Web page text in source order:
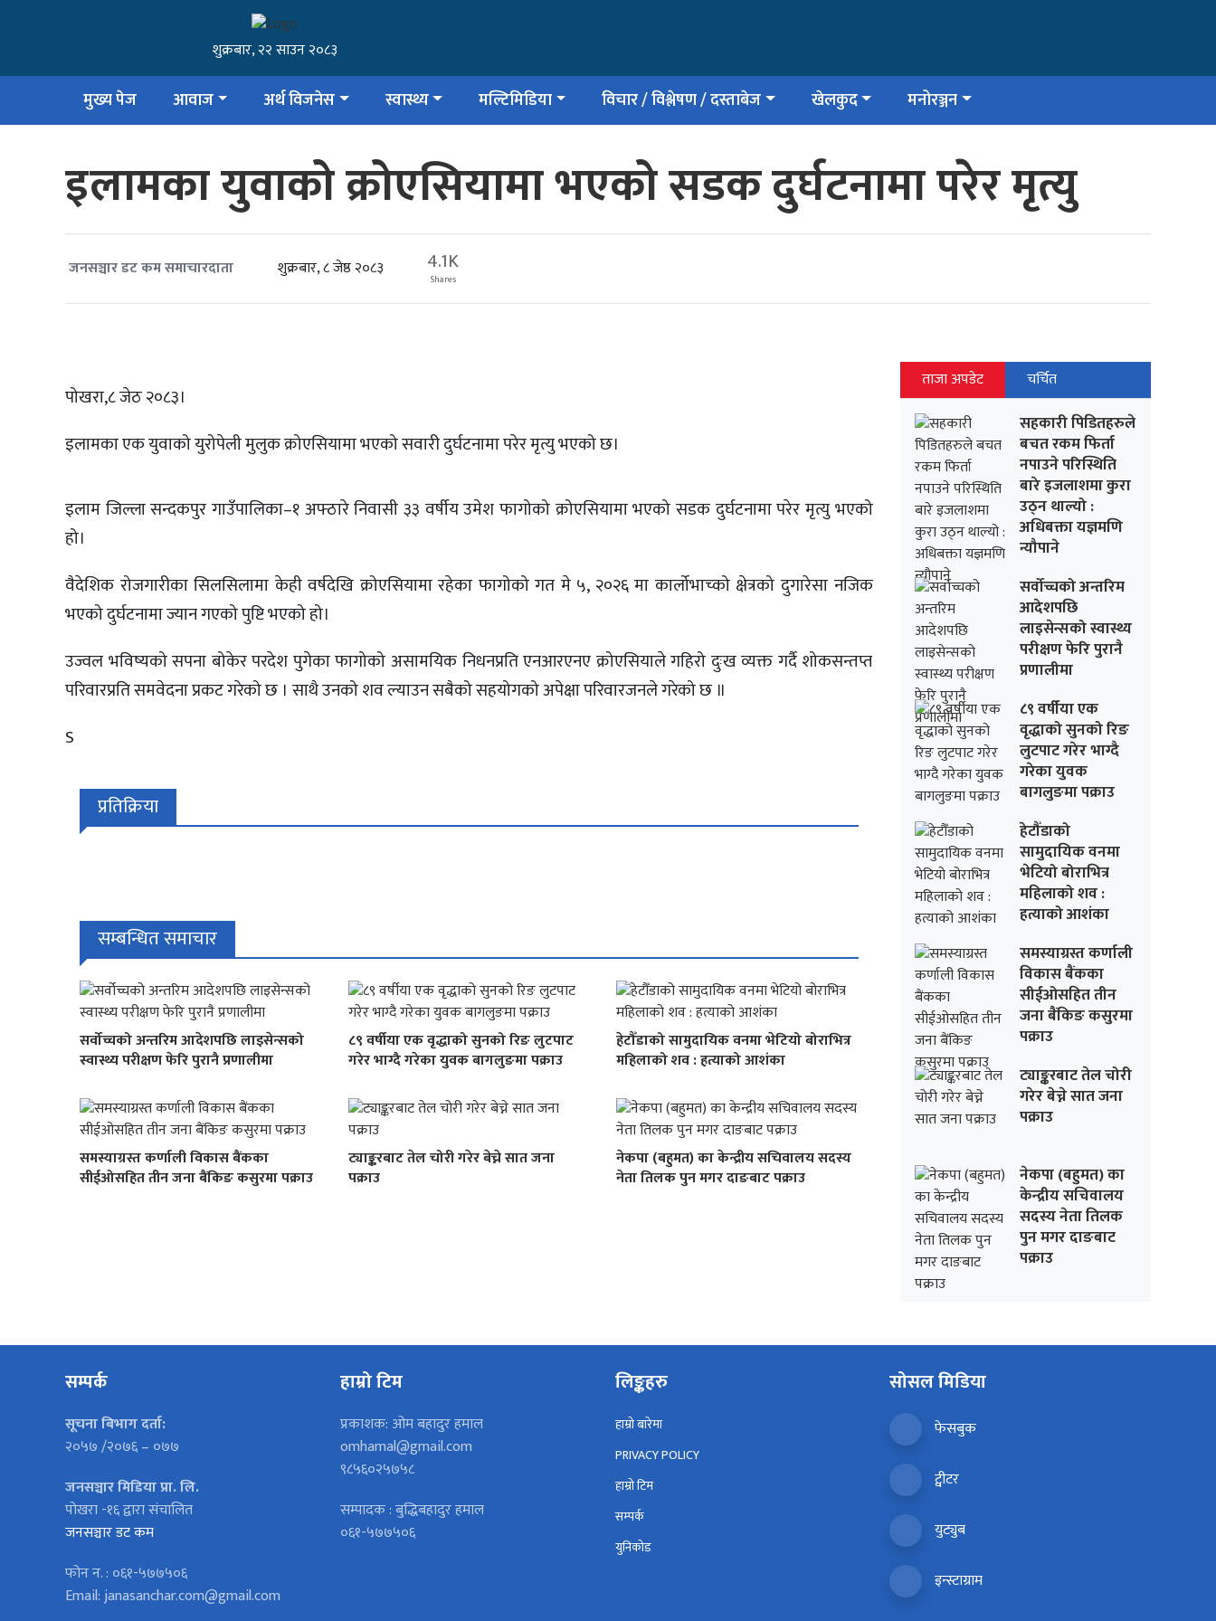
शुक्रबार, २२ साउन २०८३
मुख्य पेज आवाज अर्थ विजनेस स्वास्थ्य मल्टिमिडिया विचार / विश्लेषण / दस्ताबेज खेलकुद मनोरञ्जन
इलामका युवाको क्रोएसियामा भएको सडक दुर्घटनामा परेर मृत्यु
जनसञ्चार डट कम समाचारदाता शुक्रबार, ८ जेष्ठ २०८३ 4.1K
Shares
पोखरा,८ जेठ २०८३।
इलामका एक युवाको युरोपेली मुलुक क्रोएसियामा भएको सवारी दुर्घटनामा परेर मृत्यु भएको छ।
इलाम जिल्ला सन्दकपुर गाउँपालिका–१ अफ्ठारे निवासी ३३ वर्षीय उमेश फागोको क्रोएसियामा भएको सडक दुर्घटनामा परेर मृत्यु भएको
हो।
वैदेशिक रोजगारीका सिलसिलामा केही वर्षदेखि क्रोएसियामा रहेका फागोको गत मे ५, २०२६ मा कार्लोभाच्को क्षेत्रको दुगारेसा नजिक
भएको दुर्घटनामा ज्यान गएको पुष्टि भएको हो।
उज्वल भविष्यको सपना बोकेर परदेश पुगेका फागोको असामयिक निधनप्रति एनआरएनए क्रोएसियाले गहिरो दुःख व्यक्त गर्दै शोकसन्तप्त
परिवारप्रति समवेदना प्रकट गरेको छ । साथै उनको शव ल्याउन सबैको सहयोगको अपेक्षा परिवारजनले गरेको छ ॥
S
प्रतिक्रिया
सम्बन्धित समाचार
सर्वोच्चको अन्तरिम आदेशपछि लाइसेन्सको
स्वास्थ्य परीक्षण फेरि पुरानै प्रणालीमा
८९ वर्षीया एक वृद्धाको सुनको रिङ लुटपाट
गरेर भाग्दै गरेका युवक बागलुङमा पक्राउ
हेटौँडाको सामुदायिक वनमा भेटियो बोराभित्र
महिलाको शव : हत्याको आशंका
समस्याग्रस्त कर्णाली विकास बैंकका
सीईओसहित तीन जना बैंकिङ कसुरमा पक्राउ
ट्याङ्करबाट तेल चोरी गरेर बेच्ने सात जना
पक्राउ
नेकपा (बहुमत) का केन्द्रीय सचिवालय सदस्य
नेता तिलक पुन मगर दाङबाट पक्राउ
ताजा अपडेट चर्चित
सहकारी पिडितहरुले
बचत रकम फिर्ता
नपाउने परिस्थिति
बारे इजलाशमा कुरा
उठ्न थाल्यो :
अधिबक्ता यज्ञमणि
न्यौपाने
सर्वोच्चको अन्तरिम
आदेशपछि
लाइसेन्सको स्वास्थ्य
परीक्षण फेरि पुरानै
प्रणालीमा
८९ वर्षीया एक
वृद्धाको सुनको रिङ
लुटपाट गरेर भाग्दै
गरेका युवक
बागलुङमा पक्राउ
हेटौँडाको
सामुदायिक वनमा
भेटियो बोराभित्र
महिलाको शव :
हत्याको आशंका
समस्याग्रस्त कर्णाली
विकास बैंकका
सीईओसहित तीन
जना बैंकिङ कसुरमा
पक्राउ
ट्याङ्करबाट तेल चोरी
गरेर बेच्ने सात जना
पक्राउ
नेकपा (बहुमत) का
केन्द्रीय सचिवालय
सदस्य नेता तिलक
पुन मगर दाङबाट
पक्राउ
सम्पर्क
सूचना बिभाग दर्ता:
२०५७ /२०७६ – ०७७
जनसञ्चार मिडिया प्रा. लि.
पोखरा -१६ द्वारा संचालित
जनसञ्चार डट कम
फोन न. : ०६१-५७७५०६
Email: janasanchar.com@gmail.com
हाम्रो टिम
प्रकाशक: ओम बहादुर हमाल
omhamal@gmail.com
९८५६०२५७५८
सम्पादक : बुद्धिबहादुर हमाल
०६१-५७७५०६
लिङ्कहरु
हाम्रो बारेमा
PRIVACY POLICY
हाम्रो टिम
सम्पर्क
युनिकोड
सोसल मिडिया
फेसबुक
ट्वीटर
युट्युब
इन्स्टाग्राम